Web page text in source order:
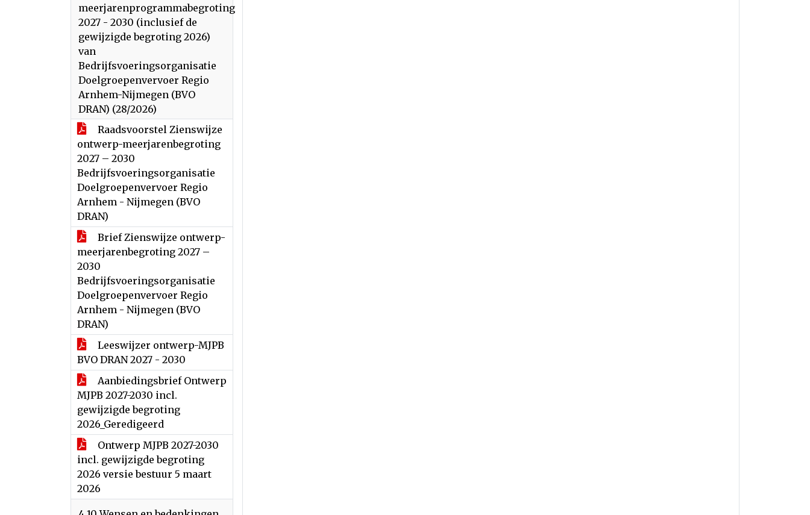
meerjarenprogrammabegroting
2027 - 2030 (inclusief de
gewijzigde begroting 2026)
van
Bedrijfsvoeringsorganisatie
Doelgroepenvervoer Regio
Arnhem-Nijmegen (BVO
DRAN) (28/2026)
Raadsvoorstel Zienswijze
ontwerp-meerjarenbegroting
2027 – 2030
Bedrijfsvoeringsorganisatie
Doelgroepenvervoer Regio
Arnhem - Nijmegen (BVO
DRAN)
Brief Zienswijze ontwerp-
meerjarenbegroting 2027 –
2030
Bedrijfsvoeringsorganisatie
Doelgroepenvervoer Regio
Arnhem - Nijmegen (BVO
DRAN)
Leeswijzer ontwerp-MJPB
BVO DRAN 2027 - 2030
Aanbiedingsbrief Ontwerp
MJPB 2027-2030 incl.
gewijzigde begroting
2026_Geredigeerd
Ontwerp MJPB 2027-2030
incl. gewijzigde begroting
2026 versie bestuur 5 maart
2026